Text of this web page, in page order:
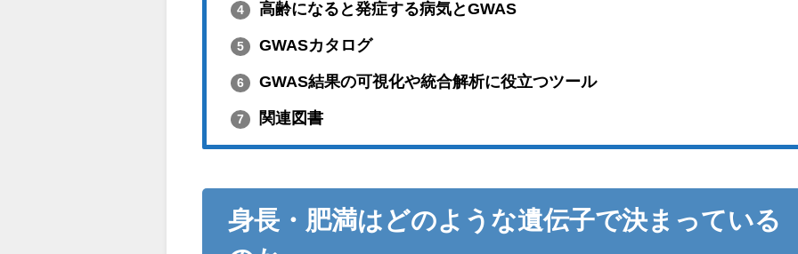
4 高齢になると発症する病気とGWAS
5 GWASカタログ
6 GWAS結果の可視化や統合解析に役立つツール
7 関連図書
身長・肥満はどのような遺伝子で決まっている